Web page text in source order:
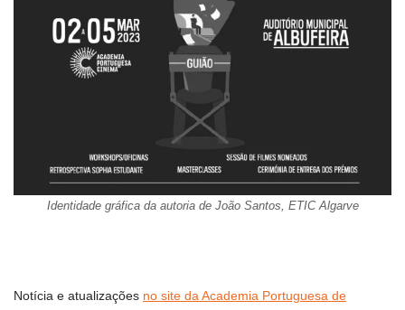
Identidade gráfica da autoria de João Santos, ETIC Algarve
Notícia e atualizações no site da Academia Portuguesa de